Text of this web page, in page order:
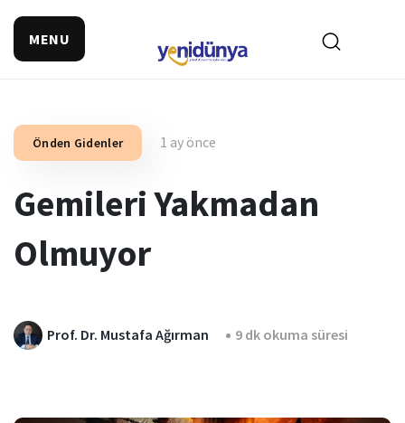
MENU
Önden Gidenler 1 ay önce
Gemileri Yakmadan
Olmuyor
Prof. Dr. Mustafa Ağırman 9 dk okuma süresi